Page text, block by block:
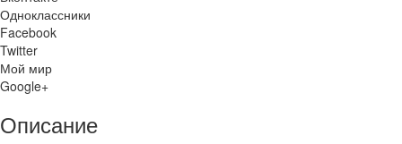
Одноклассники
Facebook
Twitter
Мой мир
Google+
Описание